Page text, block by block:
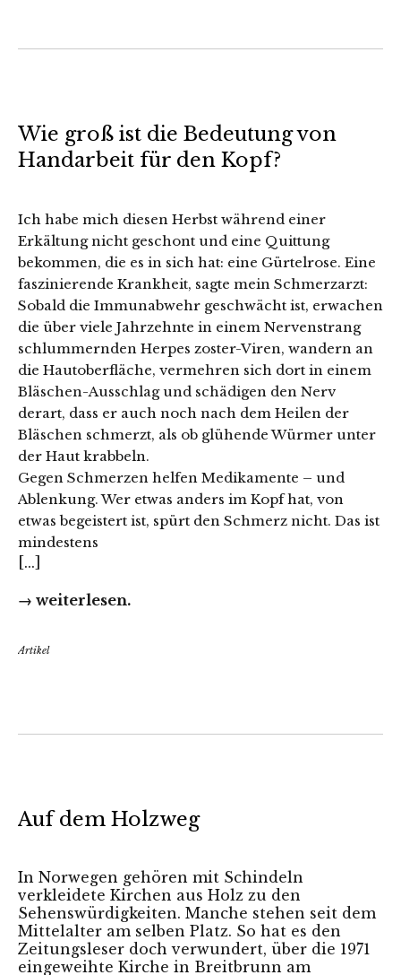
Wie groß ist die Bedeutung von
Handarbeit für den Kopf?
Ich habe mich diesen Herbst während einer
Erkältung nicht geschont und eine Quittung
bekommen, die es in sich hat: eine Gürtelrose. Eine
faszinierende Krankheit, sagte mein Schmerzarzt:
Sobald die Immunabwehr geschwächt ist, erwachen
die über viele Jahrzehnte in einem Nervenstrang
schlummernden Herpes zoster-Viren, wandern an
die Hautoberfläche, vermehren sich dort in einem
Bläschen-Ausschlag und schädigen den Nerv
derart, dass er auch noch nach dem Heilen der
Bläschen schmerzt, als ob glühende Würmer unter
der Haut krabbeln.
Gegen Schmerzen helfen Medikamente – und
Ablenkung. Wer etwas anders im Kopf hat, von
etwas begeistert ist, spürt den Schmerz nicht. Das ist
mindestens
[...]
→ weiterlesen.
Artikel
Auf dem Holzweg
In Norwegen gehören mit Schindeln
verkleidete Kirchen aus Holz zu den
Sehenswürdigkeiten. Manche stehen seit dem
Mittelalter am selben Platz. So hat es den
Zeitungsleser doch verwundert, über die 1971
eingeweihte Kirche in Breitbrunn am